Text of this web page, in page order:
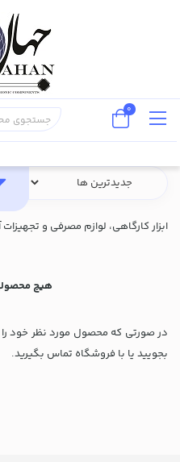
محصولات ابزار و تجهیزات
ابزار کارگاهی، لوازم مصرفی و
هیچ
در صورتی که محصول مورد نظر خود را
بجویید یا با فروشگاه تماس بگیرید.
0